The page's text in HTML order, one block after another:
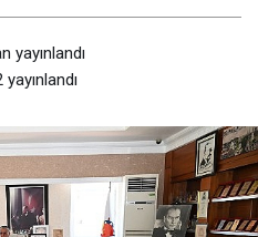
yayınlandı
yayınlandı